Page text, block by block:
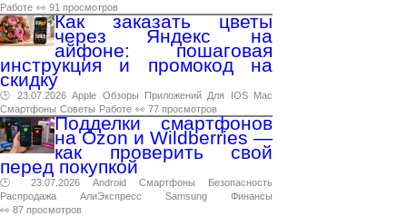
Работе 👀 91 просмотров
Как заказать цветы
через Яндекс на
айфоне: пошаговая
инструкция и промокод на
скидку
🕑 23.07.2026 Apple Обзоры Приложений Для IOS
Mac
Смартфоны Советы Работе 👀 77 просмотров
Подделки смартфонов
на Ozon и Wildberries —
как проверить свой
перед покупкой
🕑 23.07.2026 Android Смартфоны
Безопасность
Распродажа
АлиЭкспресс Samsung
Финансы
👀 87 просмотров